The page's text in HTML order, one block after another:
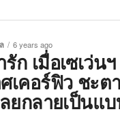
6 years ago
ก เมื่อเซเว่น
เคอร์ฟิว ชะต
ยกลายเป็นแ